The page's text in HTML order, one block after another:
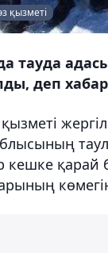
қызметі
тауда
деп
кешке қарай